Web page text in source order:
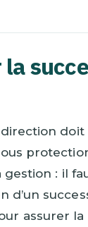
gestion : il
d’un
assurer la